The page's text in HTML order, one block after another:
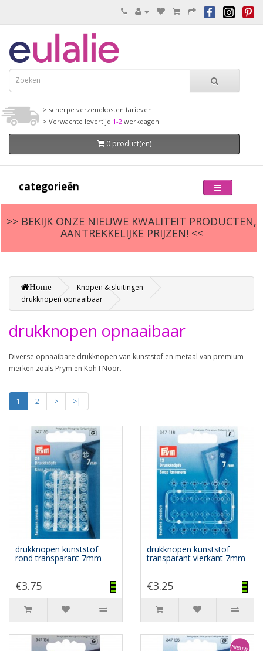
> scherpe verzendkosten tarieven
> Verwachte levertijd 1-2 werkdagen
0 product(en)
categorieën
>> BEKIJK ONZE NIEUWE KWALITEIT PRODUCTEN,
AANTREKKELIJKE PRIJZEN! <<
Home
Knopen & sluitingen
drukknopen opnaaibaar
drukknopen opnaaibaar
Diverse opnaaibare drukknopen van kunststof en metaal van premium
merken zoals Prym en Koh I Noor.
1 2 > >|
drukknopen kunststof
rond transparant 7mm
€3.75
drukknopen kunststof
transparant vierkant 7mm
€3.25